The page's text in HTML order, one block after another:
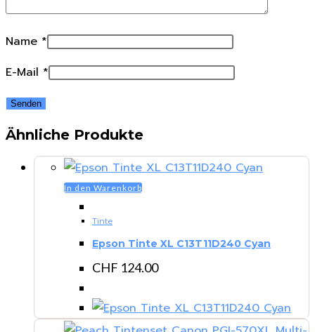
Name *
E-Mail *
Ähnliche Produkte
In den Warenkorb
Tinte
Epson Tinte XL C13T11D240 Cyan
CHF 124.00